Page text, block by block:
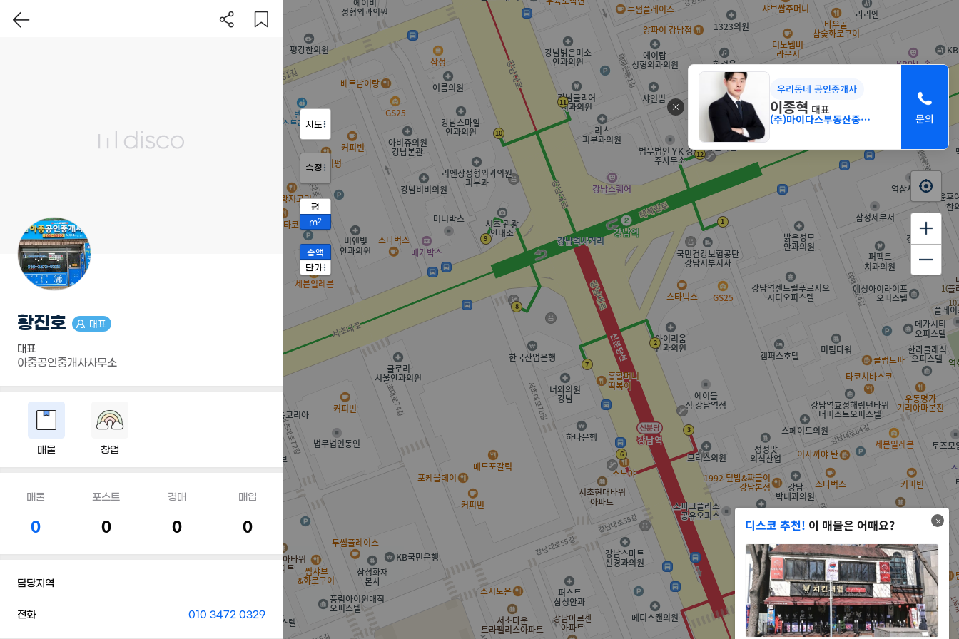
디스코 추천! 이 매물은 어때요?
우리동네 공인중개사
이종혁 대표
(주)마이다스부동산중개법인 서초
지도
측정
평
m2
총액
단가
황진호 대표
대표
아중공인중개사사무소
매물 창업
매물
0
포스트
0
경매
0
매입
0
담당지역
전화 010 3472 0329